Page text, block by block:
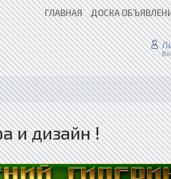
ГЛАВНАЯ ДОСКА
и дизайн !